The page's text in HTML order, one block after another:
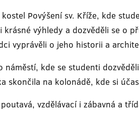
Povýšení sv. Kříže, kde
krásné výhledy a dozvěděli se o
vyprávěli o jeho historii a
náměstí, kde se studenti
skončila na kolonádě, kde si
vzdělávací i zábavná a